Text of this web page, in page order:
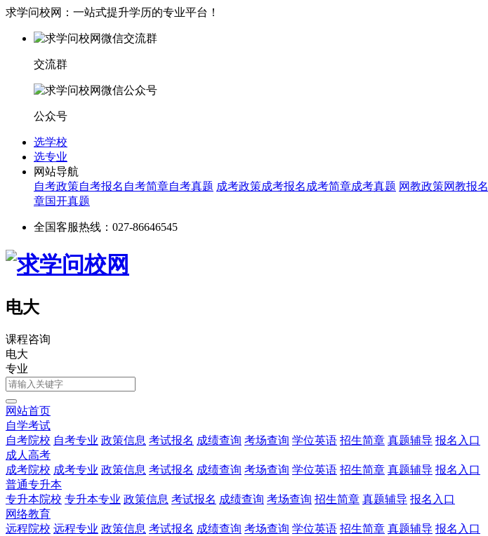
求学问校网：一站式提升学历的专业平台！
交流群
公众号
选学校
选专业
网站导航
自考政策自考报名 自考简章自考真题 成考政策成考报名 成考简章成考真题 网教政策网教报名
章国开真题
全国客服热线：027-86646545
电大
课程咨询
电大
专业
网站首页
自学考试
自考院校 自考专业 政策信息 考试报名 成绩查询 考场查询 学位英语 招生简章 真题辅导 报名入口
成人高考
成考院校 成考专业 政策信息 考试报名 成绩查询 考场查询 学位英语 招生简章 真题辅导 报名入口
普通专升本
专升本院校 专升本专业 政策信息 考试报名 成绩查询 考场查询 招生简章 真题辅导 报名入口
网络教育
远程院校 远程专业 政策信息 考试报名 成绩查询 考场查询 学位英语 招生简章 真题辅导 报名入口